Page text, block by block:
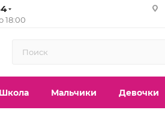
18:00
Мальчики Девочки